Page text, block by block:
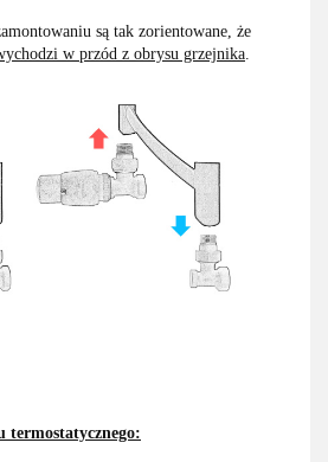
są tak zorientowane, że
w przód z obrysu grzejnika.
termostatycznego: